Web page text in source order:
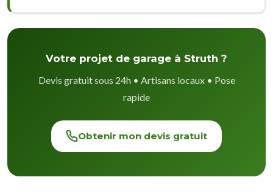
Votre projet de garage à Struth ?
Devis gratuit sous 24h • Artisans locaux • Pose
rapide
Obtenir mon devis gratuit